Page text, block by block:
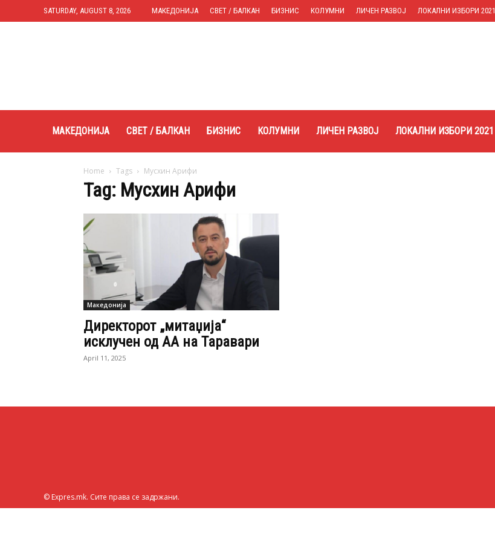
SATURDAY, AUGUST 8, 2026 МАКЕДОНИЈА СВЕТ / БАЛКАН БИЗНИС КОЛУМНИ ЛИЧЕН РАЗВОЈ ЛОКАЛНИ ИЗБОРИ 2021
МАКЕДОНИЈА СВЕТ / БАЛКАН БИЗНИС КОЛУМНИ ЛИЧЕН РАЗВОЈ ЛОКАЛНИ ИЗБОРИ 2021
Home Tags Мусхин Арифи
Tag: Мусхин Арифи
Македонија
Директорот „митаџија“
исклучен од АА на Таравари
April 11, 2025
© Expres.mk. Сите права се задржани.